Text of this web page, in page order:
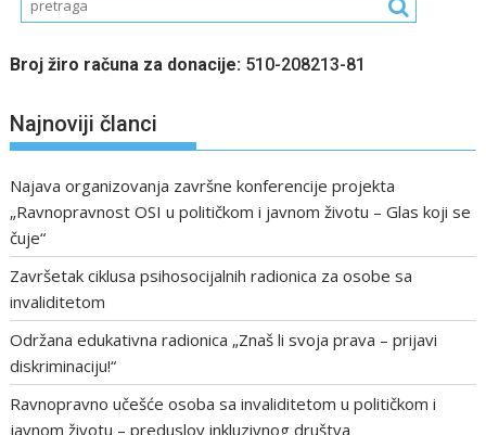
Broj žiro računa za donacije: 510-208213-81
Najnoviji članci
Najava organizovanja završne konferencije projekta
„Ravnopravnost OSI u političkom i javnom životu – Glas koji se
čuje“
Završetak ciklusa psihosocijalnih radionica za osobe sa
invaliditetom
Održana edukativna radionica „Znaš li svoja prava – prijavi
diskriminaciju!“
Ravnopravno učešće osoba sa invaliditetom u političkom i
javnom životu – preduslov inkluzivnog društva